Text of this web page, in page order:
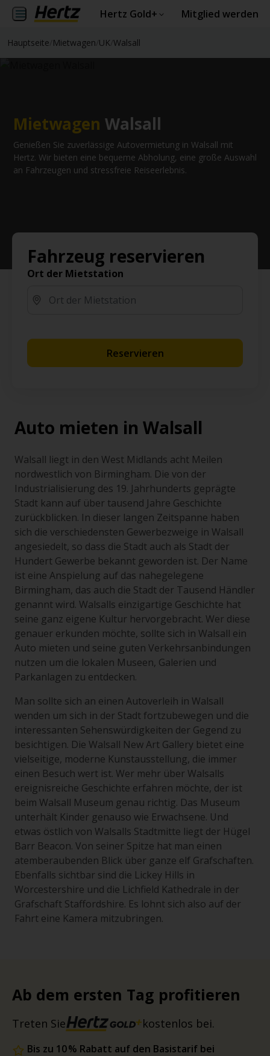
Hertz Gold+ Mitglied werden
Hauptseite Mietwagen UK Walsall
Mietwagen Walsall
Genießen Sie zuverlässige Autovermietung in Walsall mit
Hertz. Wir bieten eine bequeme Abholung, eine große Auswahl
an Fahrzeugen und stressfreie Reiseerlebnis.
Fahrzeug reservieren
Ort der Mietstation
Reservieren
Auto mieten in Walsall
Walsall liegt in den West Midlands acht Meilen
nordwestlich von Birmingham. Die von der
Industrialisierung des 19. Jahrhunderts geprägte
Stadt kann auf über tausend Jahre Geschichte
zurückblicken. In dieser langen Zeitspanne haben
sich die verschiedensten Gewerbezweige in Walsall
angesiedelt, so dass die Stadt auch als Stadt der
Hundert Gewerbe bekannt geworden ist. Der Name
ist eine Anspielung auf das nahegelegene
Birmingham, das auch die Stadt der Tausend Händler
genannt wird. Walsalls einzigartige Geschichte hat
seine ganz eigene Kultur hervorgebracht. Wer diese
genauer erkunden möchte, sollte sich in Walsall ein
Auto mieten und seine guten Verkehrsanbindungen
nutzen um die lokalen Museen, Galerien und
Parkanlagen zu entdecken.
Man sollte sich an einen Autoverleih in Walsall
wenden um sich in der Stadt fortzubewegen und die
interessanten Sehenswürdigkeiten der Gegend zu
besichtigen. Die Walsall New Art Gallery bietet eine
vielseitige, moderne Kunstausstellung, die immer
einen Besuch wert ist. Wer mehr über Walsalls
ereignisreiche Geschichte erfahren möchte, der ist
beim Walsall Museum genau richtig. Das Museum
unterhält Kinder genauso wie Erwachsene. Und
etwas östlich von Walsalls Stadtmitte liegt der Hügel
Barr Beacon. Von seiner Spitze hat man einen
atemberaubenden Blick über ganze elf Grafschaften.
Ebenfalls sichtbar sind die Lickey Hills in
Worcestershire und die Lichfield Kathedrale in der
Grafschaft Staffordshire. Es lohnt sich also auf der
Fahrt eine Kamera mitzubringen.
Ab dem ersten Tag profitieren
Treten Sie kostenlos bei.
Bis zu 10 % Rabatt auf den Basistarif bei